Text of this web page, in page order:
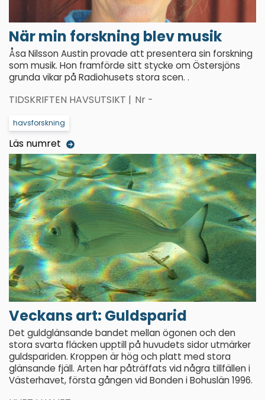
När min forskning blev musik
Åsa Nilsson Austin provade att presentera sin forskning
som musik. Hon framförde sitt stycke om Östersjöns
grunda vikar på Radiohusets stora scen. .
TIDSKRIFTEN HAVSUTSIKT | Nr -
havsforskning
Läs numret
Veckans art: Guldsparid
Det guldglänsande bandet mellan ögonen och den
stora svarta fläcken upptill på huvudets sidor utmärker
guldspariden. Kroppen är hög och platt med stora
glänsande fjäll. Arten har påträffats vid några tillfällen i
Västerhavet, första gången vid Bonden i Bohuslän 1996.